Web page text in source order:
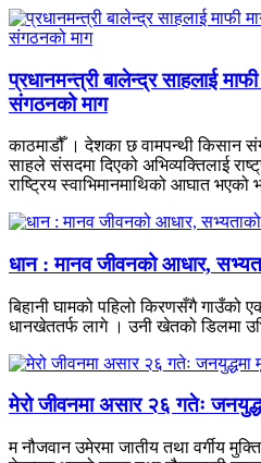
प्रधानमन्त्री बालेन्द्र साहलाई
संगठनको माग
काठमाडौँ । देशका छ वामपन्थी किसान
साहले संसदमा दिएको अभिव्यक्तिलाई
राष्ट्रिय स्वाभिमानमाथिको आघात भएको
धान : मानव जीवनको आधार,
बिहानी घामको पहिलो किरणसँगै गाउँको
धानखेततर्फ लागे । उनी खेतको डिलमा
मेरो जीवनमा असार २६ गतेः
म नौजवान उमेरमा जातीय तथा वर्गीय